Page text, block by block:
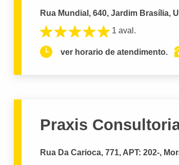
Rua Mundial, 640, Jardim Brasília,
1 aval.
ver horario de atendimento.
Praxis
Rua Da Carioca, 771, APT: 202-,